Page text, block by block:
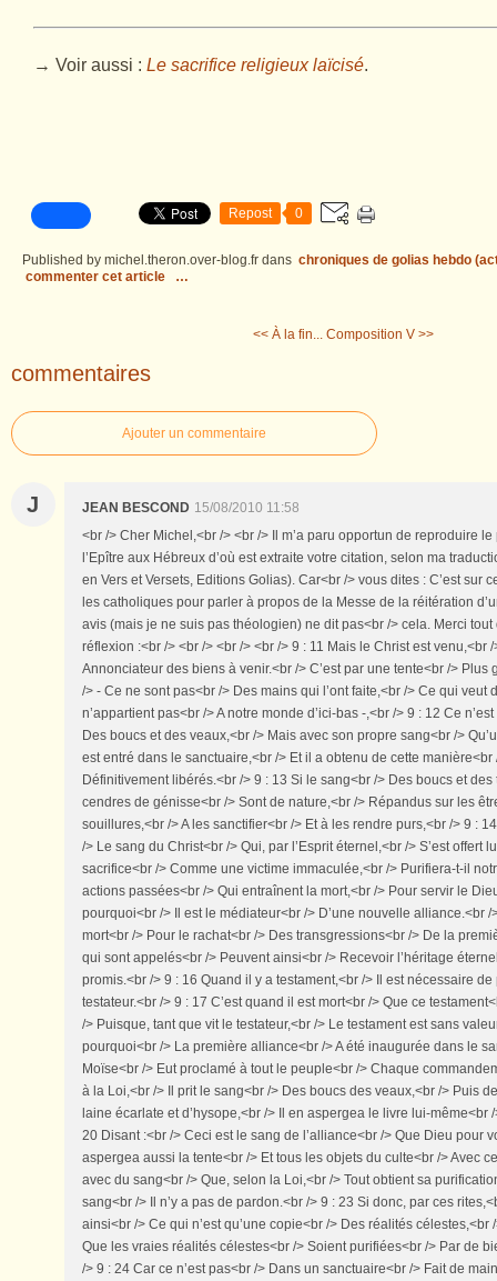
→ Voir aussi : Le sacrifice religieux laïcisé.
Repost 0
Published by michel.theron.over-blog.fr dans chroniques de golias hebdo
commenter cet article
…
<< À la fin... Composition V >>
commentaires
Ajouter un commentaire
J JEAN BESCOND 15/08/2010 11:58
<br /> Cher Michel,<br /> <br /> Il m’a paru opportun de reproduire
l’Epître aux Hébreux d’où est extraite votre citation, selon ma
en Vers et Versets, Editions Golias). Car<br /> vous dites : C’est sur
les catholiques pour parler à propos de la Messe de la réitération
avis (mais je ne suis pas théologien) ne dit pas<br /> cela. Merci
réflexion :<br /> <br /> <br /> <br /> 9 : 11 Mais le Christ est venu,<br
Annonciateur des biens à venir.<br /> C’est par une tente<br /> Plus
/> - Ce ne sont pas<br /> Des mains qui l’ont faite,<br /> Ce qui veut
n’appartient pas<br /> A notre monde d’ici-bas -,<br /> 9 : 12 Ce
Des boucs et des veaux,<br /> Mais avec son propre sang<br />
est entré dans le sanctuaire,<br /> Et il a obtenu de cette
Définitivement libérés.<br /> 9 : 13 Si le sang<br /> Des boucs et
cendres de génisse<br /> Sont de nature,<br /> Répandus sur les
souillures,<br /> A les sanctifier<br /> Et à les rendre purs,<br /> 9 :
/> Le sang du Christ<br /> Qui, par l’Esprit éternel,<br /> S’est offert
sacrifice<br /> Comme une victime immaculée,<br /> Purifiera-t-il
actions passées<br /> Qui entraînent la mort,<br /> Pour servir le
pourquoi<br /> Il est le médiateur<br /> D’une nouvelle alliance.<br /
mort<br /> Pour le rachat<br /> Des transgressions<br /> De la
qui sont appelés<br /> Peuvent ainsi<br /> Recevoir l’héritage
promis.<br /> 9 : 16 Quand il y a testament,<br /> Il est nécessaire
testateur.<br /> 9 : 17 C’est quand il est mort<br /> Que ce
/> Puisque, tant que vit le testateur,<br /> Le testament est sans
pourquoi<br /> La première alliance<br /> A été inaugurée dans le
Moïse<br /> Eut proclamé à tout le peuple<br /> Chaque
à la Loi,<br /> Il prit le sang<br /> Des boucs des veaux,<br /> Puis
laine écarlate et d’hysope,<br /> Il en aspergea le livre lui-même<br
20 Disant :<br /> Ceci est le sang de l’alliance<br /> Que Dieu pour
aspergea aussi la tente<br /> Et tous les objets du culte<br /> Avec
avec du sang<br /> Que, selon la Loi,<br /> Tout obtient sa
sang<br /> Il n’y a pas de pardon.<br /> 9 : 23 Si donc, par ces
ainsi<br /> Ce qui n’est qu’une copie<br /> Des réalités célestes,<br
Que les vraies réalités célestes<br /> Soient purifiées<br /> Par de
/> 9 : 24 Car ce n’est pas<br /> Dans un sanctuaire<br /> Fait de